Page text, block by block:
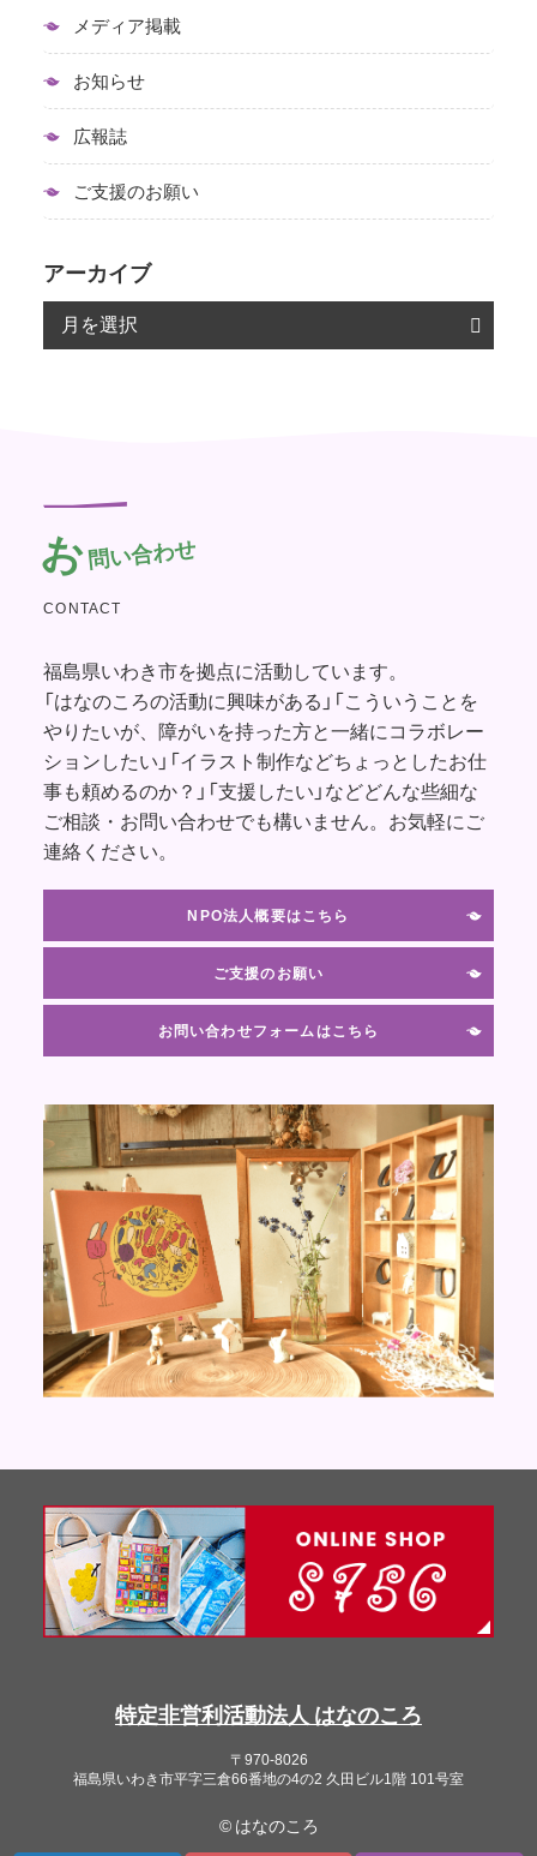
メディア掲載
お知らせ
広報誌
ご支援のお願い
アーカイブ
お問い合わせ
CONTACT
福島県いわき市を拠点に活動しています。
「はなのころの活動に興味がある」「こういうことを
やりたいが、障がいを持った方と一緒にコラボレー
ションしたい」「イラスト制作などちょっとしたお仕
事も頼めるのか？」「支援したい」などどんな些細な
ご相談・お問い合わせでも構いません。お気軽にご
連絡ください。
NPO法人概要はこちら
ご支援のお願い
お問い合わせフォームはこちら
特定非営利活動法人 はなのころ
〒970-8026
福島県いわき市平字三倉66番地の4の2 久田ビル1階 101号室
© はなのころ